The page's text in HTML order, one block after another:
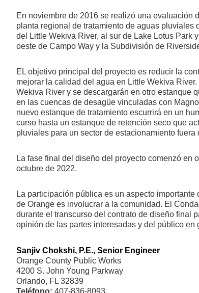
En noviembre de 2016 se realizó una evaluación
planta regional de tratamiento de aguas pluviales
del Little Wekiva River, al sur de Lake Lotus Park
oeste de Campo Way y la Subdivisión de
EL objetivo principal del proyecto es reducir la
mejorar la calidad del agua en Little Wekiva
Wekiva River y se descargarán en otro estanque
en las cuencas de desagüe vinculadas con
nuevo estanque de tratamiento escurrirá en un
curso hasta un estanque de retención seco que
pluviales para un sector de estacionamiento
La fase final del diseño del proyecto comenzó en
octubre de 2022.
La participación pública es un aspecto
de Orange es involucrar a la comunidad. El
durante el transcurso del contrato de diseño final
opinión de las partes interesadas y del público en
Sanjiv Chokshi, P.E., Senior Engineer
Orange County Public Works
4200 S. John Young Parkway
Orlando, FL 32839